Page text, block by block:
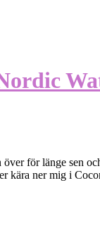
för länge sen
kära ner mig i